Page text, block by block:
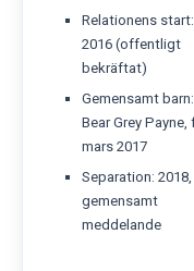
Relationens start:
2016 (offentligt
bekräftat)
Gemensamt barn:
Bear Grey Payne,
mars 2017
Separation: 2018,
gemensamt
meddelande